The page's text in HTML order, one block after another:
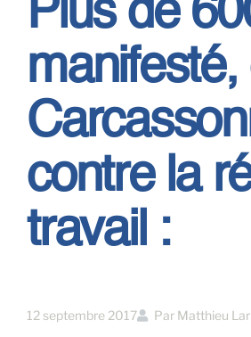
Plus de
contre la
travail :
12 septembre 2017 Par Matthieu